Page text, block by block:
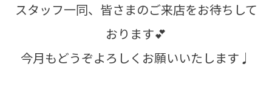
スタッフ一同、皆さまのご来店をお待ちして
おります💕
今月もどうぞよろしくお願いいたします♩